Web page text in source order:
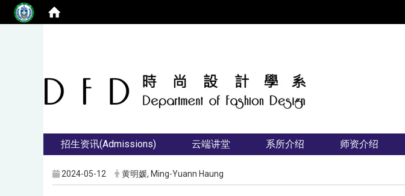
招生资讯(Admissions) 云端讲堂 系所介绍 师资介绍
2024-05-12 黄明媛, Ming-Yuann Haung